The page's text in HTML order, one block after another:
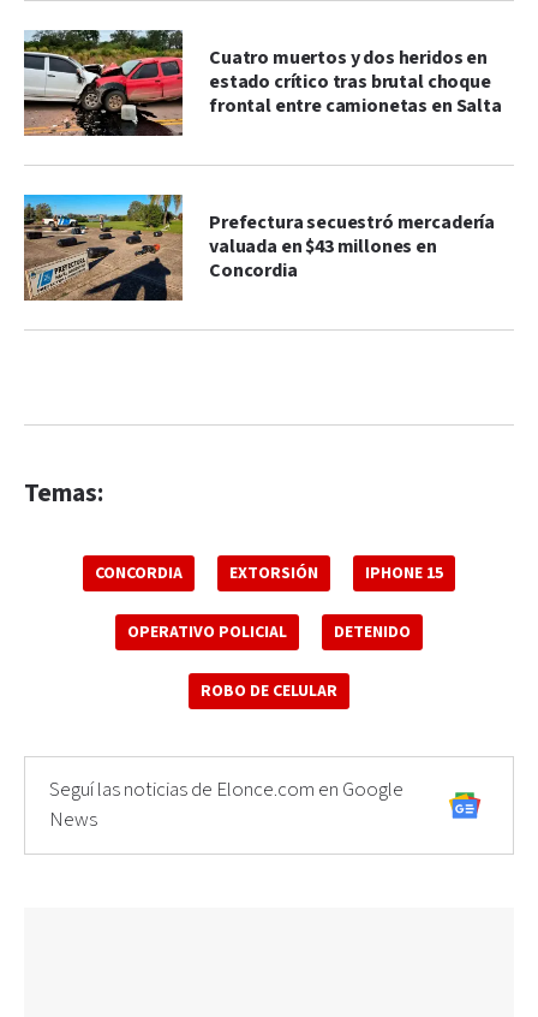
Cuatro muertos y dos heridos en
estado crítico tras brutal choque
frontal entre camionetas en Salta
Prefectura secuestró mercadería
valuada en $43 millones en
Concordia
Temas:
CONCORDIA EXTORSIÓN IPHONE 15
OPERATIVO POLICIAL DETENIDO
ROBO DE CELULAR
Seguí las noticias de Elonce.com en Google
News